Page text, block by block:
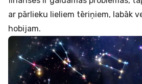
ar pārlieku lieliem tēriņiem, labāk
hobijam.